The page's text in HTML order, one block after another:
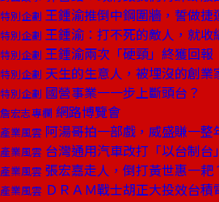
特別企劃 王鍾渝推倒中鋼圍牆，誓做捷
特別企劃 王鍾渝：打不死的敵人，就收
特別企劃 王鍾渝兩次「硬頸」終獲回報
特別企劃 天生的生意人，被埋沒的創業
特別企劃 國營事業一一步上斷頭台？
詹宏志專欄 網路博覽會
產業風雲 阿湯哥拍一部戲，威盛賺一整
產業風雲 台灣通用汽車改打「以台制台
產業風雲 張宏嘉走人，倒打黃世惠一耙
產業風雲 ＤＲＡＭ戰士胡正大投效台積